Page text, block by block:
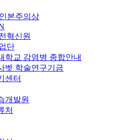
본주의상
혁신원
단
학교 감염병 종합안내
벳 학술연구기금
센터
개발원
처